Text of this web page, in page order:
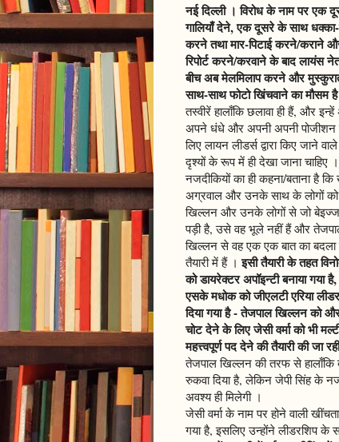
नई दिल्ली । विरोध के नाम पर एक
गालियाँ देने, एक दूसरे के साथ
करने तथा मार-पिटाई करने/कराने
रिपोर्ट करने/करवाने के बाद लायंस
बीच अब मेलमिलाप करने और
साथ-साथ फोटो खिंचवाने का मौसम
तस्वीरें हालाँकि छलावा ही हैं, और
अपने धंधे और अपनी अपनी पोजीशन
लिए लायन लीडर्स द्वारा किए जाने
दृश्यों के रूप में ही देखा जाना चाहिए
नजदीकियों का ही कहना/बताना है
अग्रवाल और उनके साथ के लोगों
खिल्लन और उनके लोगों से जो
पड़ी है, उसे वह भूले नहीं हैं और
खिल्लन से वह एक एक बात का
तैयारी में हैं ।इसी तैयारी के तहत
को डायरेक्टर अपॉइन्टी बनाया गया
एसके मधोक को जीएलटी एरिया
दिया गया है - तेजपाल खिल्लन को
चोट देने के लिए जेसी वर्मा को भी
महत्त्वपूर्ण पद देने की तैयारी की जा
तेजपाल खिल्लन की तरफ से हालाँकि
रुकवा दिया है, लेकिन जेपी सिंह के
अवश्य ही मिलेगी ।
जेसी वर्मा के नाम पर होने वाली
गया है, इसलिए उन्होंने लीडरशिप के